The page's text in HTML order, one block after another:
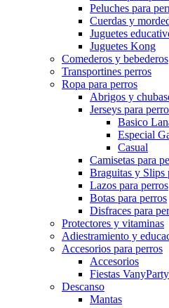
Peluches para
Cuerdas y
Juguetes
Juguetes Kong
Comederos y bebederos
Transportines perros
Ropa para perros
Abrigos y
Jerseys para
Basico
Especial
Casual
Camisetas para
Braguitas y Slips
Lazos para perros
Botas para perros
Disfraces para
Protectores y vitaminas
Adiestramiento y
Accesorios para perros
Accesorios
Fiestas VanyParty
Descanso
Mantas